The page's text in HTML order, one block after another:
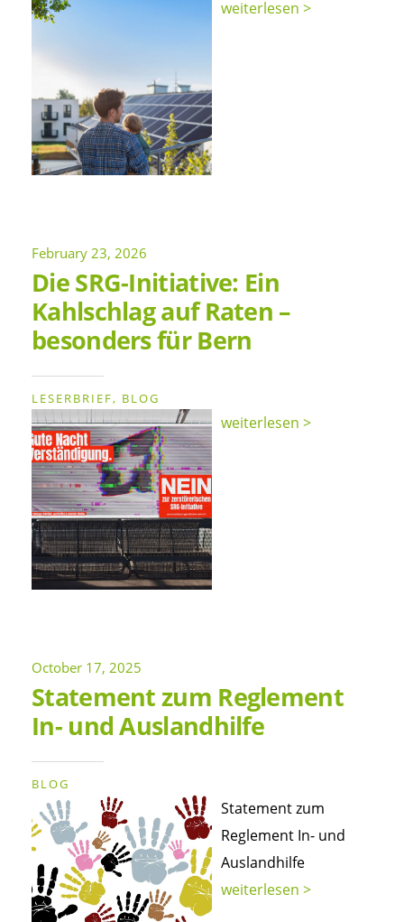
weiterlesen >
February 23, 2026
Die SRG-Initiative: Ein
Kahlschlag auf Raten –
besonders für Bern
LESERBRIEF BLOG
weiterlesen >
October 17, 2025
Statement zum Reglement
In- und Auslandhilfe
BLOG
Statement zum
Reglement In- und
Auslandhilfe
weiterlesen >